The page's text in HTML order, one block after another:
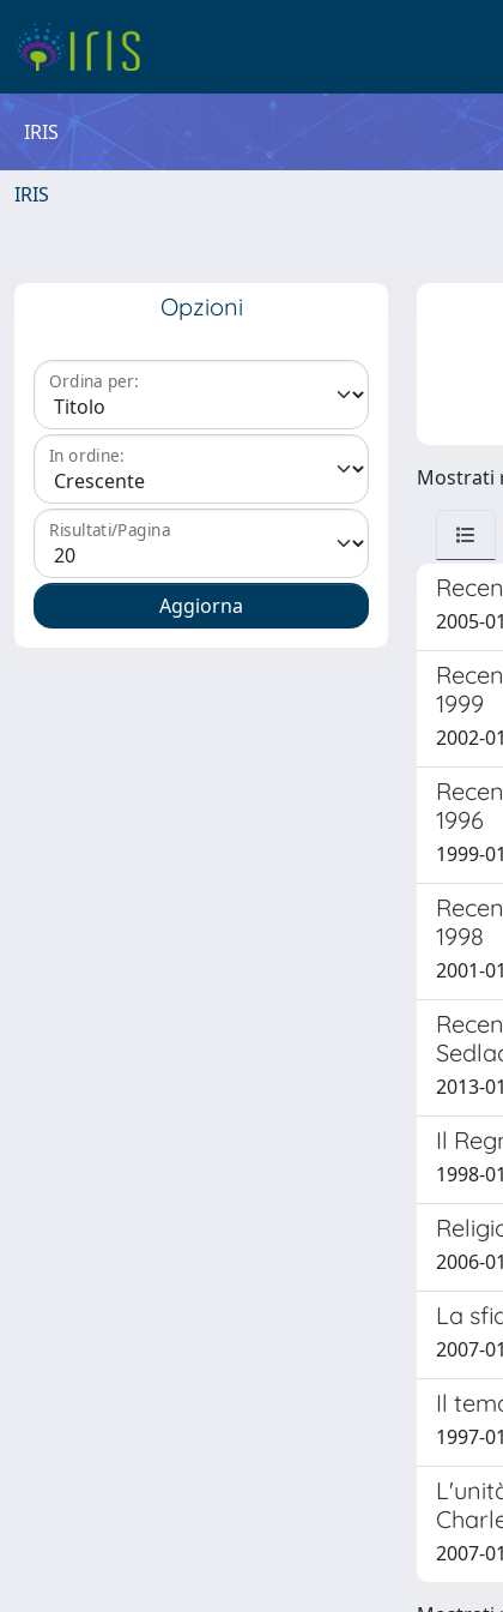
IRIS
IRIS
Opzioni
Ordina per:
In ordine:
Risultati/Pagina
Mostrati
2005-
1999
2002-
1996
1999-
1998
2001-
2013-
Il
1998-
2006-
La
2007-
Il
1997-
2007-